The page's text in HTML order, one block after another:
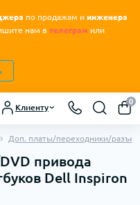
по продажам и инженера
нам в телеграм или
Клиенту
0
Доп. платы/переходники/
привода
Dell Inspiron